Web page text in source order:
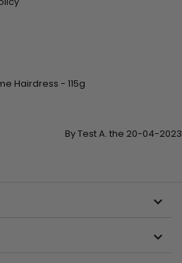
Hairdress - 115g
By Test A. the 20-04-2023

